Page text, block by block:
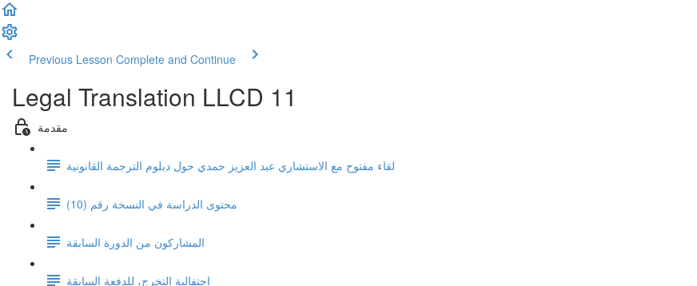
Previous Lesson Complete and Continue
Legal Translation LLCD 11
مقدمة
لقاء مفتوح مع الاستشاري عبد العزيز حمدي حول دبلوم الترجمة القانونية
محتوى الدراسة في النسخة رقم (10)
المشاركون من الدورة السابقة
احتفالية التخرج، للدفعة السابقة